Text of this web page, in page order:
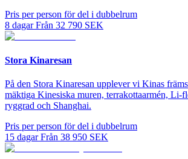
Pris per person för del i dubbelrum
8 dagar Från 32 790 SEK
Stora Kinaresan
På den Stora Kinaresan upplever vi Kinas
mäktiga Kinesiska muren, terrakottaarmén, Li-
ryggrad och Shanghai.
Pris per person för del i dubbelrum
15 dagar Från 38 950 SEK